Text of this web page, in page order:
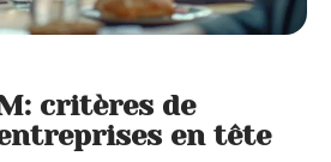
critères de
en tête